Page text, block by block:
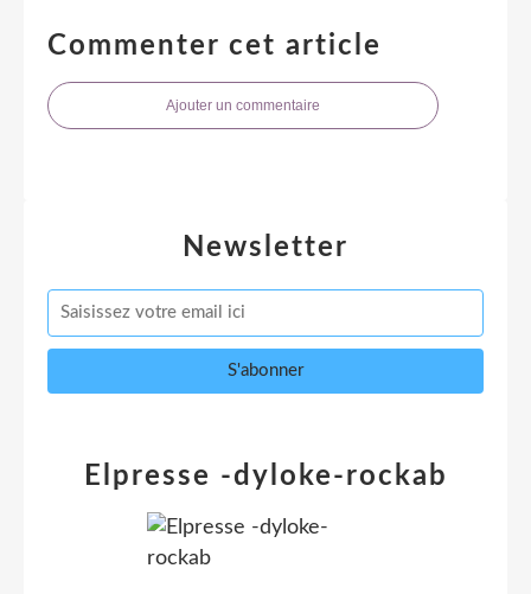
Commenter cet article
Ajouter un commentaire
Newsletter
Elpresse -dyloke-rockab